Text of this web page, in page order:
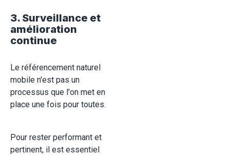
3. Surveillance et
amélioration
continue
Le référencement naturel
mobile n'est pas un
processus que l'on met en
place une fois pour toutes.
Pour rester performant et
pertinent, il est essentiel